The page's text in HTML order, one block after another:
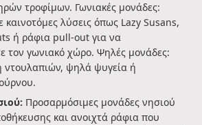
τροφίμων. Γωνιακές μονάδες:
καινοτόμες λύσεις όπως Lazy Susans,
ή ράφια pull-out για να
τον γωνιακό χώρο. Ψηλές μονάδες:
ντουλαπιών, ψηλά ψυγεία ή
Προσαρμόσιμες μονάδες νησιού
και ανοιχτά ράφια που